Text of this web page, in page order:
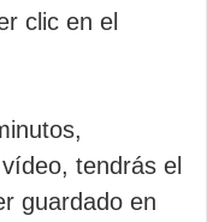
clic en el
tendrás el
guardado en